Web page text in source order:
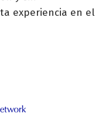
experiencia en el